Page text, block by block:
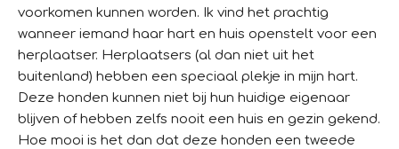
voorkomen kunnen worden. Ik vind het prachtig
wanneer iemand haar hart en huis openstelt voor een
herplaatser. Herplaatsers (al dan niet uit het
buitenland) hebben een speciaal plekje in mijn hart.
Deze honden kunnen niet bij hun huidige eigenaar
blijven of hebben zelfs nooit een huis en gezin gekend.
Hoe mooi is het dan dat deze honden een tweede